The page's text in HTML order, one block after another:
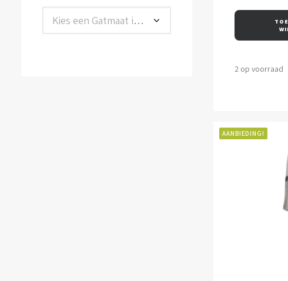
Kies een Gatmaat in mm
2 op voorraad
AANBIEDING!